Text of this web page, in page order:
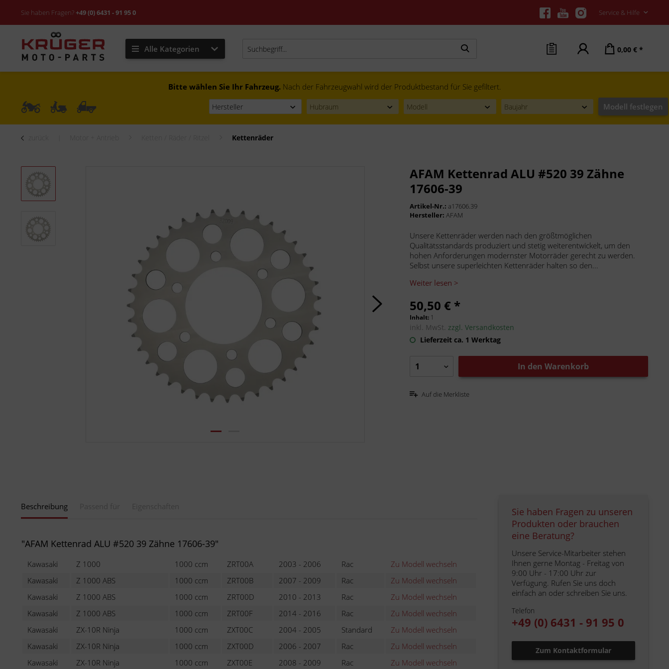
Sie haben Fragen?+49 (0) 6431 - 91 95 0 Service & Hilfe
Alle Kategorien 0,00 € *
Bitte wählen Sie Ihr Fahrzeug. Nach der Fahrzeugwahl wird der Produktbestand für Sie gefiltert.
Modell festlegen
Kettenräder
AFAM Kettenrad ALU #520 39 Zähne
17606-39
Artikel-Nr.: a17606.39
Hersteller:AFAM
Unsere Kettenräder werden nach den größtmöglichen
Qualitätsstandards produziert und stetig weiterentwickelt, um den
hohen Anforderungen modernster Motorräder gerecht zu werden.
Selbst unsere superleichten Kettenräder halten so den...
Weiter lesen >
50,50 € *
Inhalt: 1
inkl. MwSt.zzgl. Versandkosten
Lieferzeit ca. 1 Werktag
In den Warenkorb
Auf die Merkliste
Beschreibung
"AFAM Kettenrad ALU #520 39 Zähne 17606-39"
Kawasaki Z 1000 1000 ccm ZRT00A 2003 - 2006 Rac
Zu Modell wechseln
Kawasaki
Z 1000 ABS 1000 ccm ZRT00B 2007 - 2009 Rac
Zu Modell wechseln
Kawasaki
Z 1000 ABS 1000 ccm ZRT00D 2010 - 2013 Rac
Zu Modell wechseln
Kawasaki
Z 1000 ABS 1000 ccm ZRT00F 2014 - 2016 Rac
Zu Modell wechseln
Kawasaki
ZX-10R Ninja 1000 ccm ZXT00C 2004 - 2005 Standard
Zu Modell wechseln
Kawasaki
ZX-10R Ninja 1000 ccm ZXT00D 2006 - 2007 Rac
Zu Modell wechseln
Kawasaki
ZX-10R Ninja 1000 ccm ZXT00E 2008 - 2009 Rac
Zu Modell wechseln
Sie haben Fragen zu unseren
Produkten oder brauchen
eine Beratung?
Unsere Service-Mitarbeiter stehen
Ihnen gerne Montag - Freitag von
9:00 Uhr - 17:00 Uhr zur
Verfügung. Rufen Sie uns doch
einfach an oder schreiben Sie uns.
Telefon
+49 (0) 6431 - 91 95 0
Zum Kontaktformular